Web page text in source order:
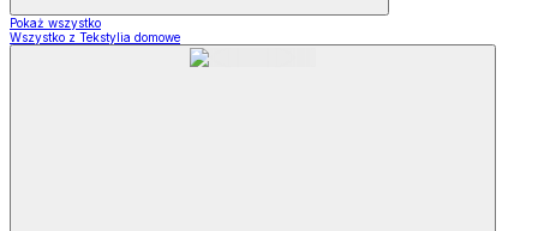
Pokaż wszystko
Wszystko z Tekstylia domowe